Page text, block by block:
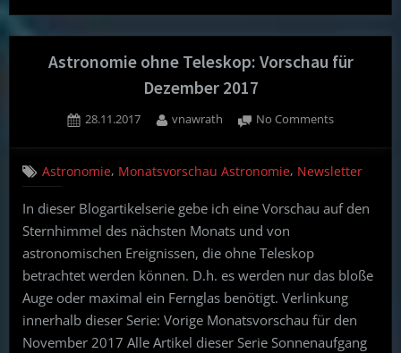
ohne
Teleskop:
Januar
2018”
Astronomie ohne Teleskop: Vorschau für
Dezember 2017
Posted
28.11.2017 By
vnawrath No Commentson
Teleskop:
für
Astronomie, Monatsvorschau Astronomie, Newsletter
In dieser Blogartikelserie gebe ich eine Vorschau auf den
Sternhimmel des nächsten Monats und von
astronomischen Ereignissen, die ohne Teleskop
betrachtet werden können. D.h. es werden nur das bloße
Auge oder maximal ein Fernglas benötigt. Verlinkung
innerhalb dieser Serie: Vorige Monatsvorschau für den
November 2017 Alle Artikel dieser Serie Sonnenaufgang